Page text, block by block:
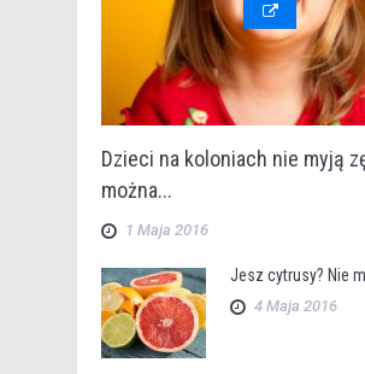
Dzieci na koloniach nie myją
można...
1 Maja 2016
Jesz cytrusy? Nie
4 Maja 2016